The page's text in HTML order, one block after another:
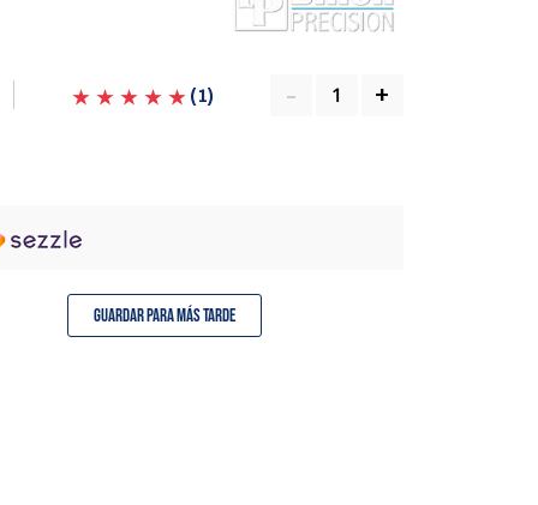
(1)
Guardar para más tarde